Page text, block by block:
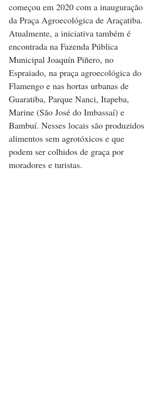
começou em 2020 com a inauguração
da Praça Agroecológica de Araçatiba.
Atualmente, a iniciativa também é
encontrada na Fazenda Pública
Municipal Joaquín Piñero, no
Espraiado, na praça agroecológica do
Flamengo e nas hortas urbanas de
Guaratiba, Parque Nanci, Itapeba,
Marine (São José do Imbassaí) e
Bambuí. Nesses locais são produzidos
alimentos sem agrotóxicos e que
podem ser colhidos de graça por
moradores e turistas.